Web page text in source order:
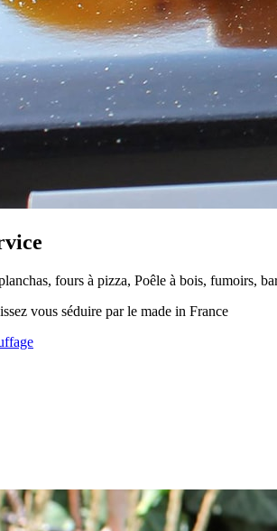
fours à pizza, Poêle à bois, fumoirs,
vous séduire par le made in France